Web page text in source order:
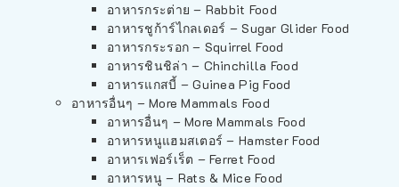
อาหารกระต่าย – Rabbit Food
อาหารชูก้าร์ไกลเดอร์ – Sugar Glider Food
อาหารกระรอก – Squirrel Food
อาหารชินชิล่า – Chinchilla Food
อาหารแกสบี้ – Guinea Pig Food
อาหารอื่นๆ – More Mammals Food
อาหารอื่นๆ – More Mammals Food
อาหารหนูแฮมสเตอร์ – Hamster Food
อาหารเฟอร์เร็ต – Ferret Food
อาหารหนู – Rats & Mice Food